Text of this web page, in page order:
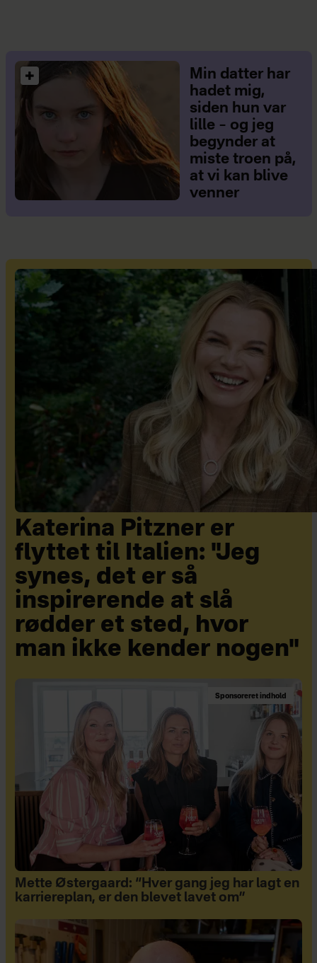
Min datter har
hadet mig,
siden hun var
lille – og jeg
begynder at
miste troen på,
at vi kan blive
venner
Katerina Pitzner er
flyttet til Italien: "Jeg
synes, det er så
inspirerende at slå
rødder et sted, hvor
man ikke kender nogen"
Sponsoreret indhold
Mette Østergaard: “Hver gang jeg har lagt en
karriereplan, er den blevet lavet om”